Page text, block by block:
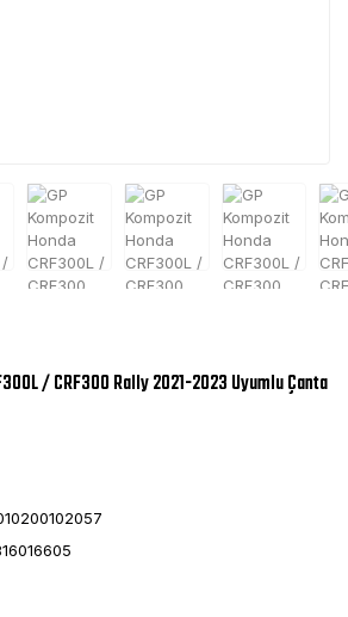
/ CRF300 Rally 2021-2023 Uyumlu Çanta